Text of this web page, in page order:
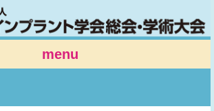
menu
市民公開シンポジウム